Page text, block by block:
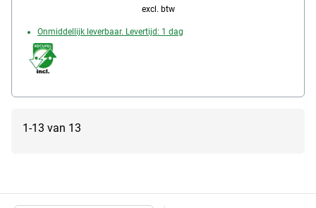
excl. btw
Onmiddellijk leverbaar. Levertijd: 1 dag
1-13 van 13